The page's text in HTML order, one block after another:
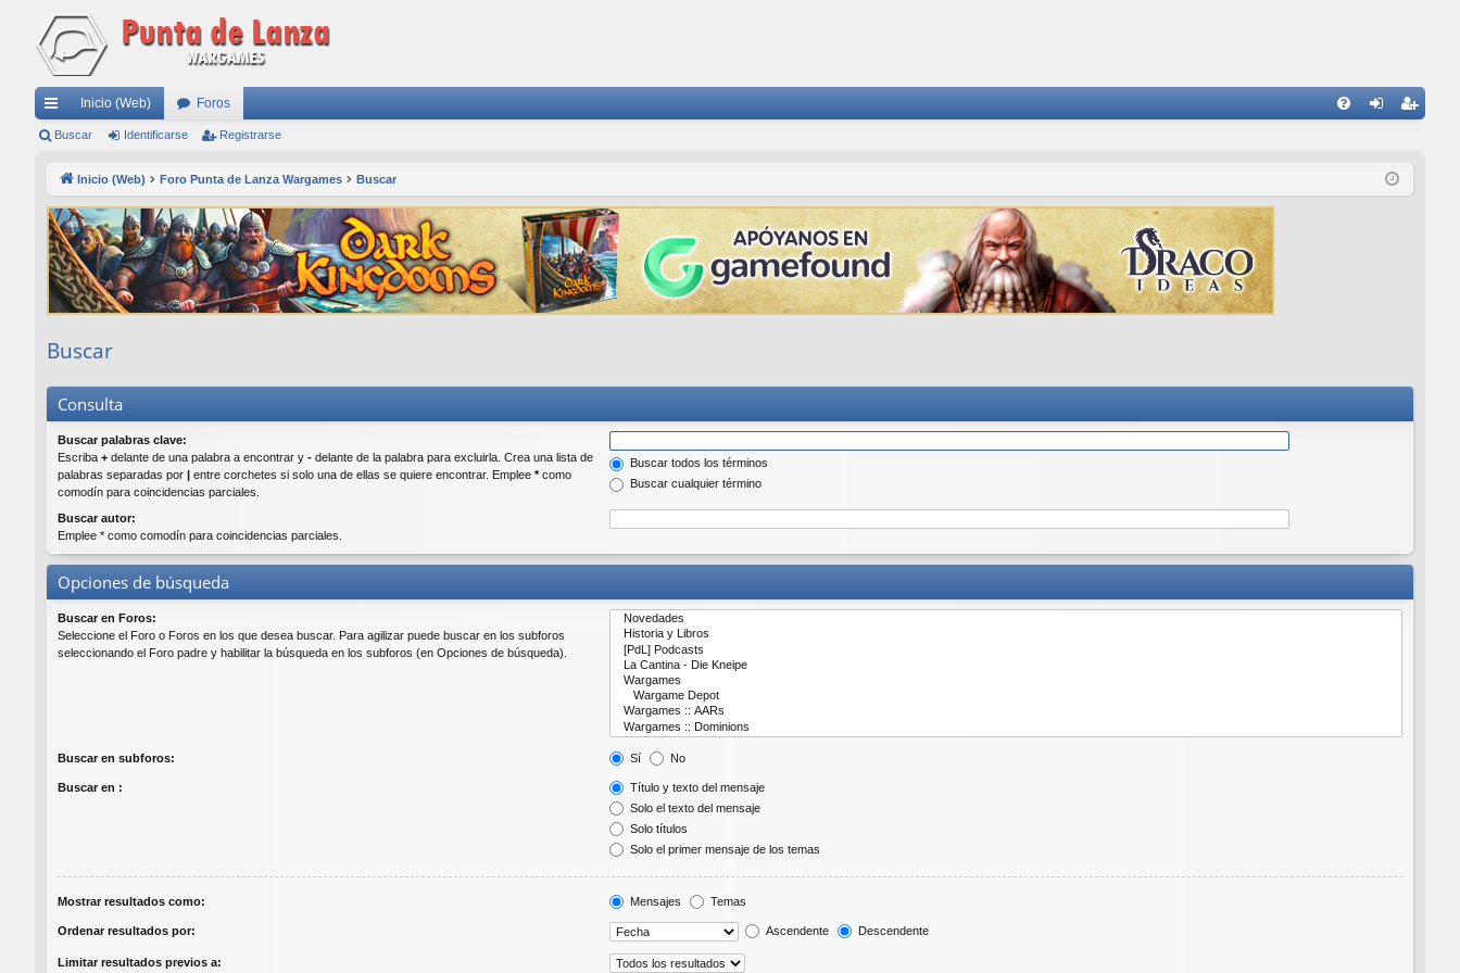
nl
rá
pi
do
Inicio (Web) Foros
ist
Buscar Identificarse Registrarse
Inicio (Web) Foro Punta de Lanza Wargames Buscar
Buscar
Consulta
Buscar palabras clave:
Escriba + delante de una palabra a encontrar y - delante de la palabra para excluirla. Crea una lista de
palabras separadas por | entre corchetes si solo una de ellas se quiere encontrar. Emplee *como
comodín para coincidencias parciales.
Buscar todos los términos
Buscar cualquier término
Buscar autor:
Emplee * como comodín para coincidencias parciales.
Opciones de búsqueda
Buscar en Foros:
Seleccione el Foro o Foros en los que desea buscar. Para agilizar puede buscar en los subforos
seleccionando el Foro padre y habilitar la búsqueda en los subforos (en Opciones de búsqueda).
Buscar en subforos: Sí No
Buscar en :
Título y texto del mensaje
Solo el texto del mensaje
Solo títulos
Solo el primer mensaje de los temas
Mostrar resultados como: Mensajes Temas
Ordenar resultados por: Ascendente Descendente
Limitar resultados previos a: